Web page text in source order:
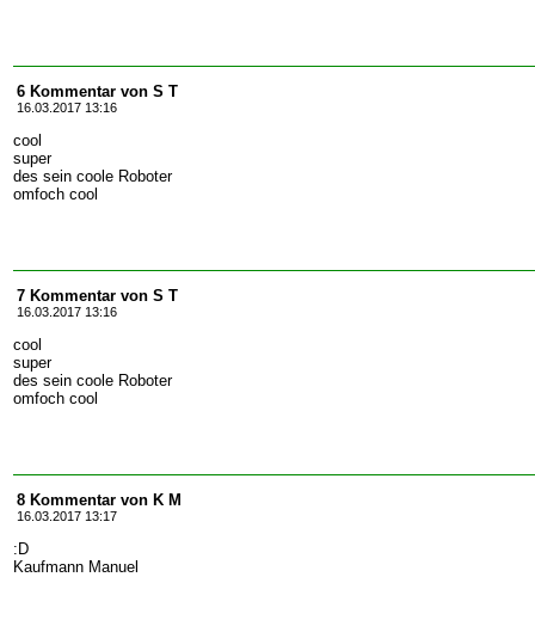
6 Kommentar von S T
16.03.2017 13:16
cool
super
des sein coole Roboter
omfoch cool
7 Kommentar von S T
16.03.2017 13:16
cool
super
des sein coole Roboter
omfoch cool
8 Kommentar von K M
16.03.2017 13:17
:D
Kaufmann Manuel